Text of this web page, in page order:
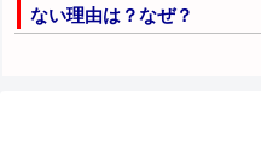
ない理由は？なぜ？